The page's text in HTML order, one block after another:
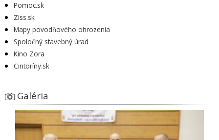
Pomoc.sk
Ziss.sk
Mapy povodňového ohrozenia
Spoločný stavebný úrad
Kino Zora
Cintoríny.sk
Galéria